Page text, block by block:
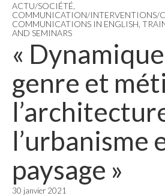
ACTU/SOCIÉTÉ
COMMUNICATION/INTERVENTIONS/
COMMUNICATIONS IN ENGLISH
AND SEMINARS
«
genre et
l’urbanisme
paysage »
30 janvier 2021